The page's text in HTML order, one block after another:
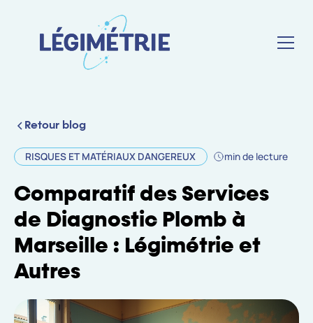
Retour blog
RISQUES ET MATÉRIAUX DANGEREUX min de lecture
Comparatif des Services
de Diagnostic Plomb à
Marseille : Légimétrie et
Autres